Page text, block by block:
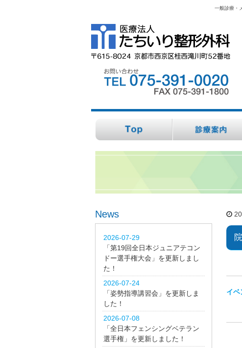
一般診療・
イベ
News
2026-07-29
「第19回全日本ジュニアテコン
ドー選手権大会」を更新しまし
た！
2026-07-24
「姿勢指導講習会」を更新しま
した！
2026-07-08
「全日本フェンシングベテラン
選手権」を更新しました！